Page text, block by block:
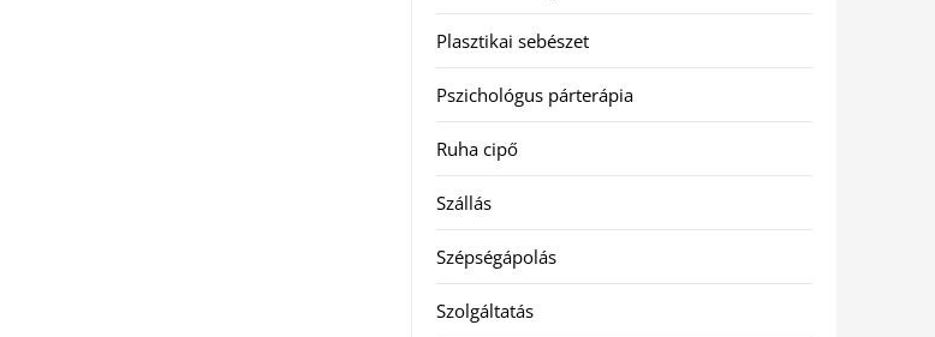
Plasztikai sebészet
Pszichológus párterápia
Ruha cipő
Szállás
Szépségápolás
Szolgáltatás